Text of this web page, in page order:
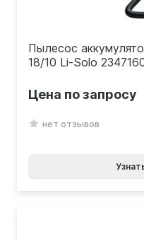
Пылесос
18/10 Li-Solo
нет отзывов
Цена по запросу